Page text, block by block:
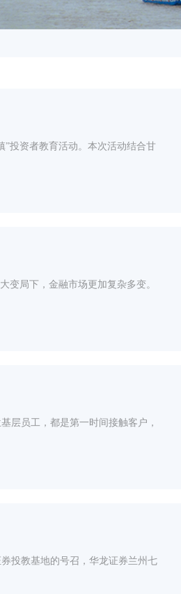
投资者教育活动。本次活动结合甘
变局下，金融市场更加复杂多变。
层员工，都是第一时间接触客户，
投教基地的号召，华龙证券兰州七